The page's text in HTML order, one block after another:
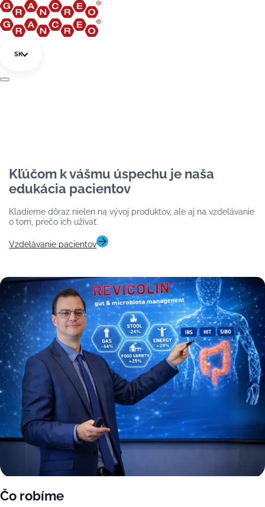
Preskočiť na obsah
SK
Kľúčom k vášmu úspechu je naša
edukácia pacientov
Kladieme dôraz nielen na vývoj produktov, ale aj na vzdelávanie
o tom, prečo ich užívať.
Vzdelávanie pacientov
Čo robíme